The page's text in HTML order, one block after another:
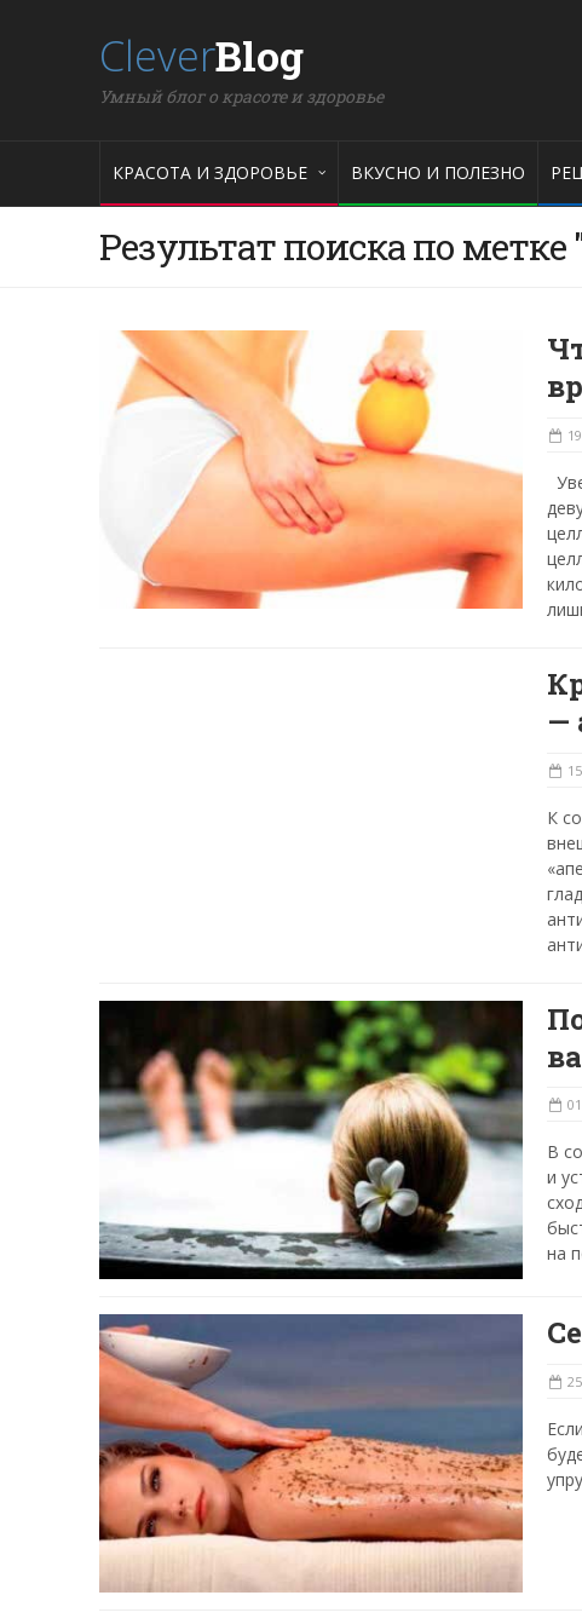
CleverBlog
Умный блог о красоте и здоровье
КРАСОТА И ЗДОРОВЬЕ ВКУСНО И ПОЛЕЗНО
Результат поиска по
—
К
В
и
на